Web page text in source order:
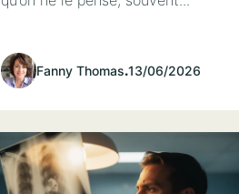
Fanny Thomas.13/06/2026